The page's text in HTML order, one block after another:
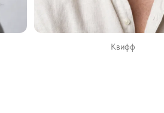
Квифф